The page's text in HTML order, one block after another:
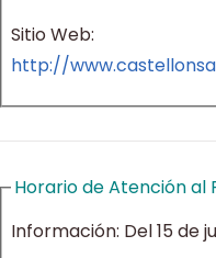
Sitio Web:
http://
Horario de Atención al
Información: